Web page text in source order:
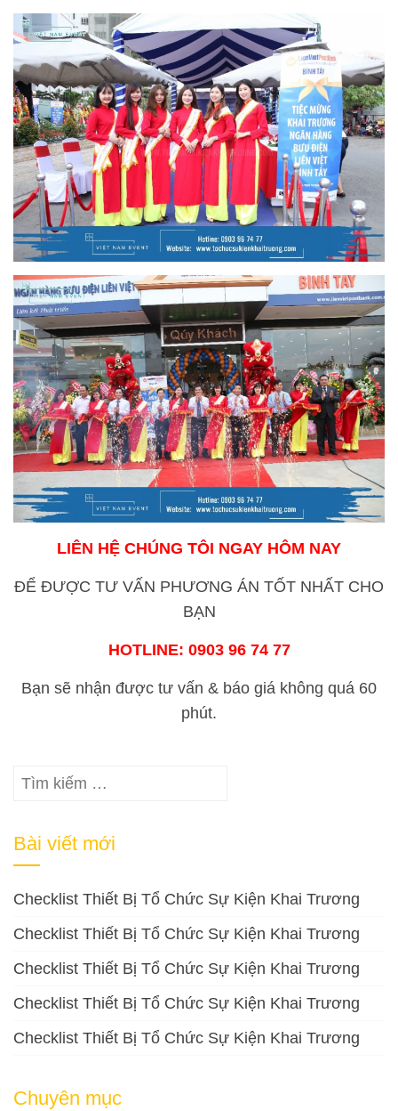
LIÊN HỆ CHÚNG TÔI NGAY HÔM NAY
ĐỂ ĐƯỢC TƯ VẤN PHƯƠNG ÁN TỐT NHẤT CHO
BẠN
HOTLINE: 0903 96 74 77
Bạn sẽ nhận được tư vấn & báo giá không quá 60
phút.
Tìm
Bài viết mới
Checklist Thiết Bị Tổ Chức Sự Kiện Khai Trương
Checklist Thiết Bị Tổ Chức Sự Kiện Khai Trương
Checklist Thiết Bị Tổ Chức Sự Kiện Khai Trương
Checklist Thiết Bị Tổ Chức Sự Kiện Khai Trương
Checklist Thiết Bị Tổ Chức Sự Kiện Khai Trương
Chuyên mục